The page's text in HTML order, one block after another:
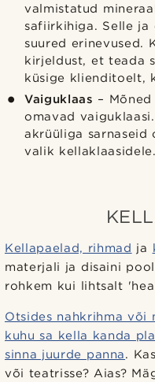
valmistatud
safiirkihiga. Selle ja
suured erinevused.
kirjeldust, et teada
küsige klienditoelt,
Vaiguklaas –
omavad
akrüüliga sarnaseid
valik kellaklaasidele.
Kellapaelad, rihmad ja
materjali ja disaini
rohkem kui lihtsalt
Otsides nahkrihma või
kuhu sa kella kanda
sinna juurde panna.
või teatrisse? Aias?